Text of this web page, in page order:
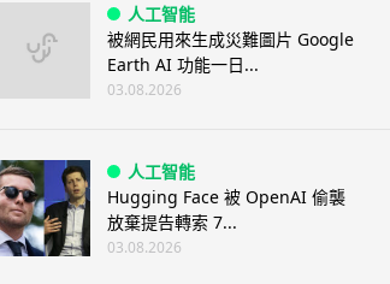
人工智能
被網民用來生成災難圖片 Google
Earth AI 功能一日...
03.08.2026
人工智能
Hugging Face 被 OpenAI 偷襲
放棄提告轉索 7...
03.08.2026